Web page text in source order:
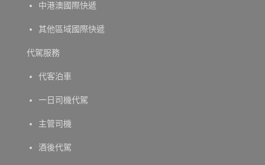
中港澳國際快遞
其他區域國際快遞
代駕服務
代客泊車
一日司機代駕
主管司機
酒後代駕